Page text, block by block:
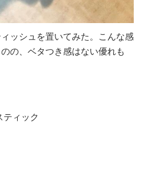
ッシュを置いてみた。こんな感
の、ベタつき感はない優れも
ティック